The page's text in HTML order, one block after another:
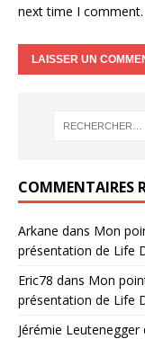
next time I comment.
COMMENTAIRES
Arkane dans Mon
présentation de Life
Eric78 dans Mon
présentation de Life
Jérémie Leutenegger